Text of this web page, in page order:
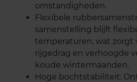
omstandigheden.
Flexibele
samenstelling blijft
temperaturen, wat zorgt
rijgedrag en verhoogde
koude wintermaanden.
Hoge bochtstabiliteit: